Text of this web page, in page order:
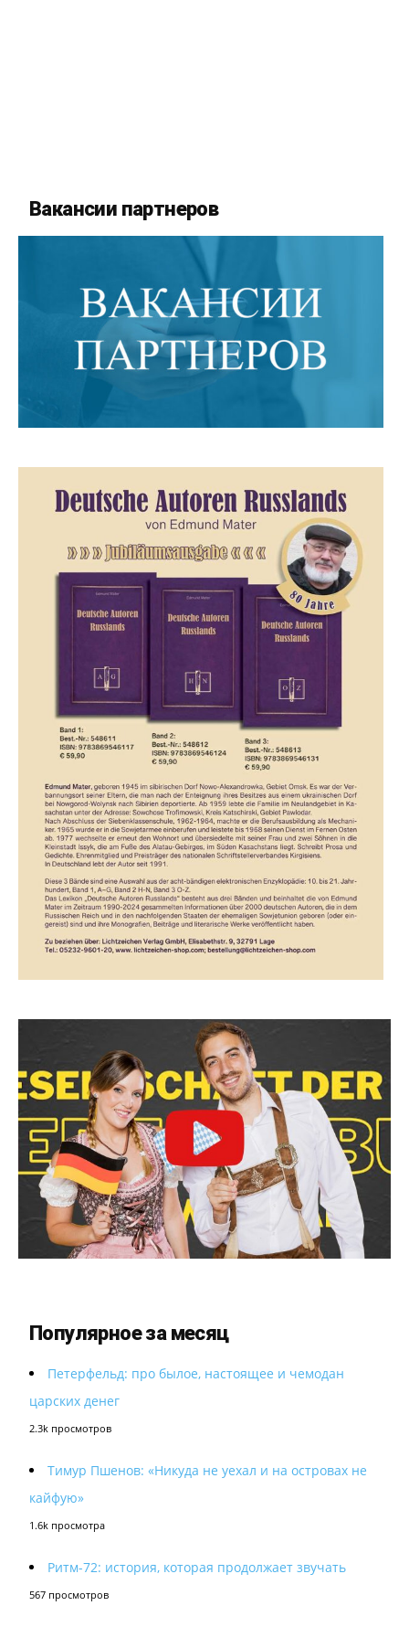
Вакансии партнеров
Популярное за месяц
Петерфельд: про былое, настоящее и чемодан
царских денег
2.3k просмотров
Тимур Пшенов: «Никуда не уехал и на островах не
кайфую»
1.6k просмотра
Ритм-72: история, которая продолжает звучать
567 просмотров